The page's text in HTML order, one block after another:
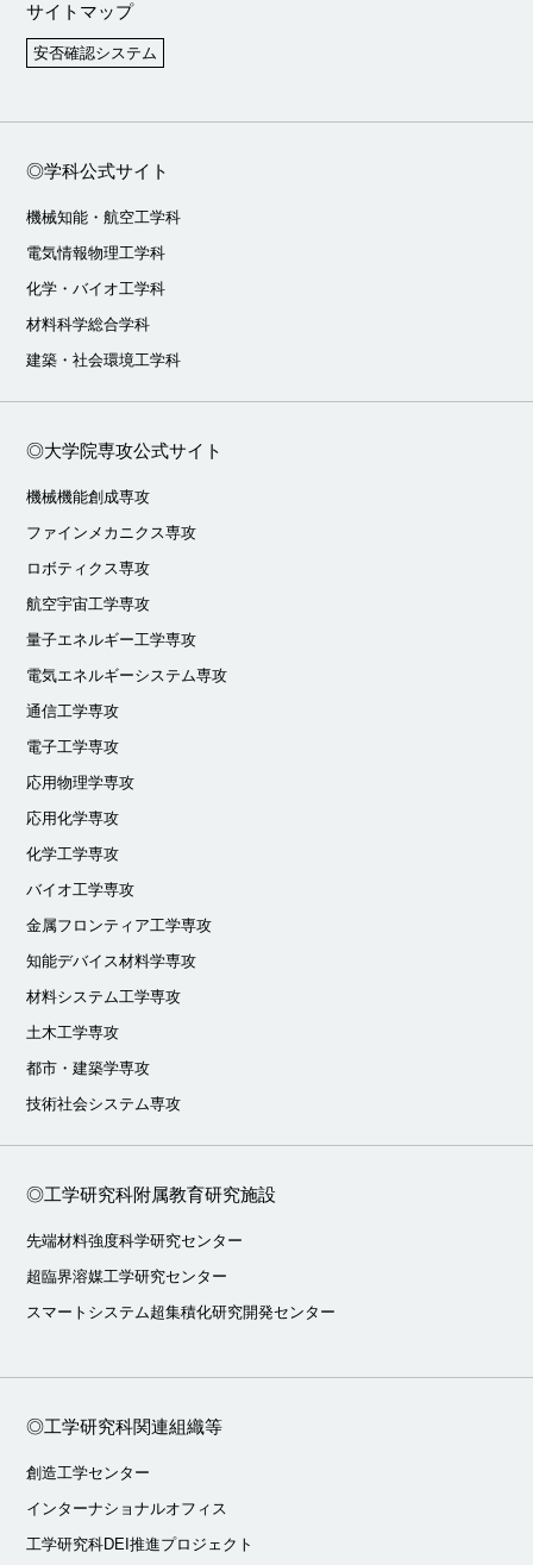
サイトマップ
安否確認システム
◎学科公式サイト
機械知能・航空工学科
電気情報物理工学科
化学・バイオ工学科
材料科学総合学科
建築・社会環境工学科
◎大学院専攻公式サイト
機械機能創成専攻
ファインメカニクス専攻
ロボティクス専攻
航空宇宙工学専攻
量子エネルギー工学専攻
電気エネルギーシステム専攻
通信工学専攻
電子工学専攻
応用物理学専攻
応用化学専攻
化学工学専攻
バイオ工学専攻
金属フロンティア工学専攻
知能デバイス材料学専攻
材料システム工学専攻
土木工学専攻
都市・建築学専攻
技術社会システム専攻
◎工学研究科附属教育研究施設
先端材料強度科学研究センター
超臨界溶媒工学研究センター
スマートシステム超集積化研究開発センター
◎工学研究科関連組織等
創造工学センター
インターナショナルオフィス
工学研究科DEI推進プロジェクト